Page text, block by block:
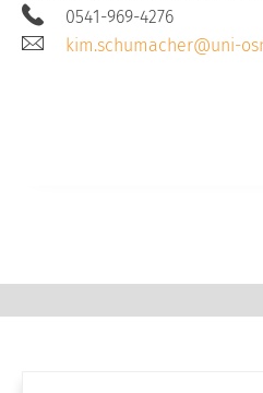
0541-969-4276
kim.schumacher@uni-